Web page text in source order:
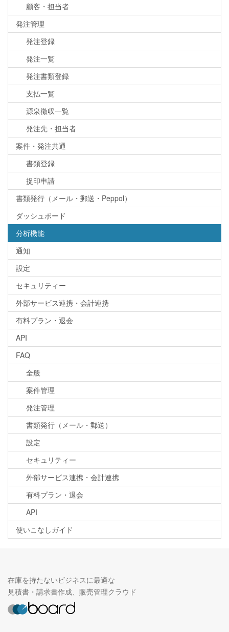
顧客・担当者
発注管理
発注登録
発注一覧
発注書類登録
支払一覧
源泉徴収一覧
発注先・担当者
案件・発注共通
書類登録
捉印申請
書類発行（メール・郵送・Peppol）
ダッシュボード
分析機能
通知
設定
セキュリティー
外部サービス連携・会計連携
有料プラン・退会
API
FAQ
全般
案件管理
発注管理
書類発行（メール・郵送）
設定
セキュリティー
外部サービス連携・会計連携
有料プラン・退会
API
使いこなしガイド
在庫を持たないビジネスに最適な
見積書・請求書作成、販売管理クラウド